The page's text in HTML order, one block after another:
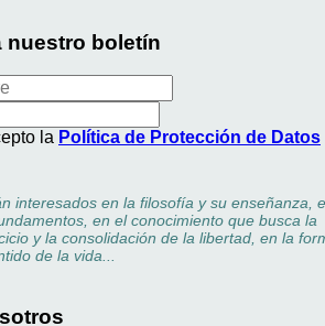
nuestro boletín
la Política de Protección de Datos
interesados en la filosofía y su enseñanza,
en el conocimiento que busca la
y la consolidación de la libertad, en la
de la vida...